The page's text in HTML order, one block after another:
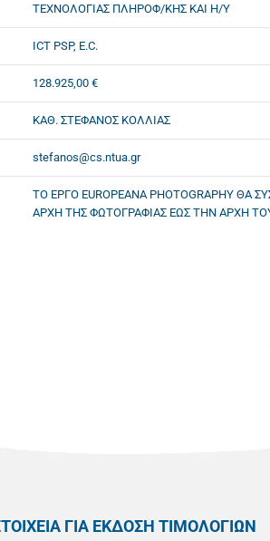
ΤΕΧΝΟΛΟΓΙΑΣ ΠΛΗΡΟΦ/ΚΗΣ ΚΑΙ Η/Υ
ICT PSP, E.C.
128.925,00 €
ΚΑΘ. ΣΤΕΦΑΝΟΣ ΚΟΛΛΙΑΣ
stefanos@cs.ntua.gr
ΤΟ ΕΡΓΟ EUROPEANA PHOTOGRAPHY
ΑΡΧΗ ΤΗΣ ΦΩΤΟΓΡΑΦΙΑΣ ΕΩΣ ΤΗΝ ΑΡΧΗ
ΓΙΑ ΕΚΔΟΣΗ ΤΙΜΟΛΟΓΙΩΝ